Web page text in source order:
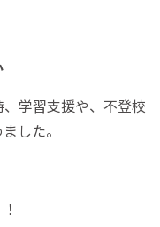
学習支援や、不登校
した。